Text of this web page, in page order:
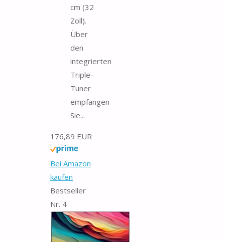
cm (32
Zoll).
Über
den
integrierten
Triple-
Tuner
empfangen
Sie...
176,89 EUR
Bei Amazon
kaufen
Bestseller
Nr. 4